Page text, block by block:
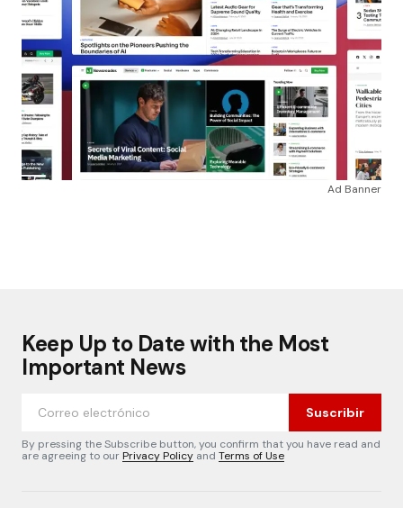
Ad Banner
Keep Up to Date with the Most
Important News
Suscribir
By pressing the Subscribe button, you confirm that you have read and
are agreeing to ourPrivacy Policy and Terms of Use